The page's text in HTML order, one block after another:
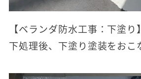
【ベランダ防水工事：下塗
下処理後、下塗り塗装をおこ